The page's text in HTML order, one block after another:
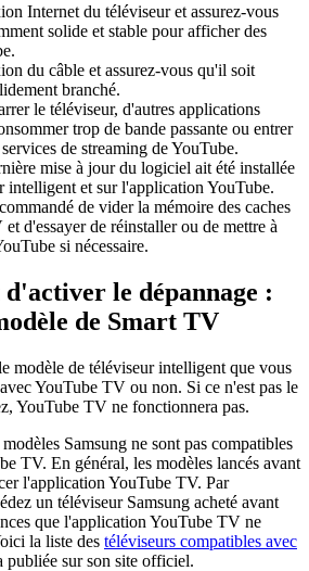
Internet du téléviseur et assurez-vous
solide et stable pour afficher des
du câble et assurez-vous qu'il soit
branché.
le téléviseur, d'autres applications
trop de bande passante ou entrer
de streaming de YouTube.
mise à jour du logiciel ait été installée
intelligent et sur l'application YouTube.
de vider la mémoire des caches
d'essayer de réinstaller ou de mettre à
si nécessaire.
le dépannage :
de Smart TV
modèle de téléviseur intelligent que vous
YouTube TV ou non. Si ce n'est pas le
YouTube TV ne fonctionnera pas.
Samsung ne sont pas compatibles
TV. En général, les modèles lancés avant
l'application YouTube TV. Par
un téléviseur Samsung acheté avant
que l'application YouTube TV ne
la liste des téléviseurs compatibles avec
publiée sur son site officiel.